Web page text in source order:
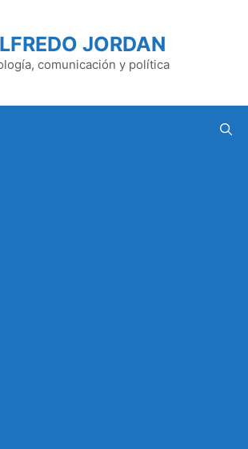
JORDAN
comunicación y política